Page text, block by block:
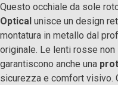
Questo occhiale da sole
Optical unisce un design
montatura in metallo dal
originale. Le lenti rosse
garantiscono anche una
sicurezza e comfort visivo.